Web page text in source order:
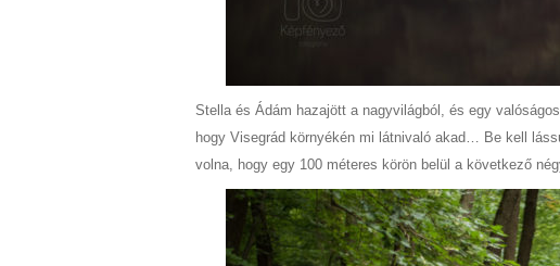
Stella és Ádám hazajött a nagyvilágból, és egy
hogy Visegrád környékén mi látnivaló akad… Be kell
volna, hogy egy 100 méteres körön belül a következő